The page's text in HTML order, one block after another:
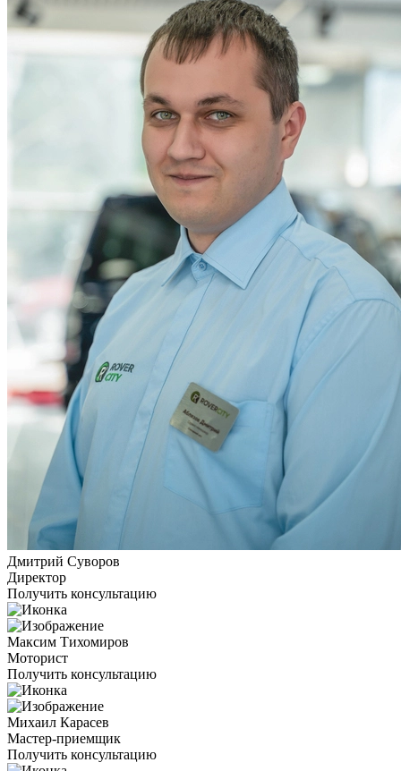
Дмитрий Суворов
Директор
Получить консультацию
Максим Тихомиров
Моторист
Получить консультацию
Михаил Карасев
Мастер-приемщик
Получить консультацию